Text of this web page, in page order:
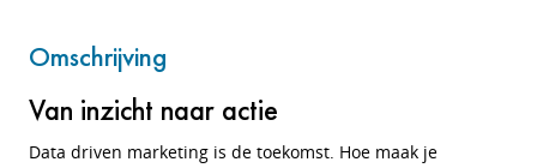
Omschrijving
Van inzicht naar actie
Data driven marketing is de toekomst. Hoe maak je